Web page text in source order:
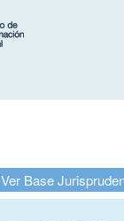
Ver Base